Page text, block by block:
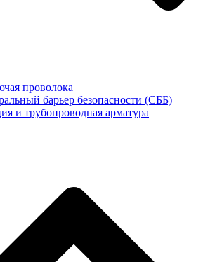
проволока
барьер безопасности (СББ)
и трубопроводная арматура